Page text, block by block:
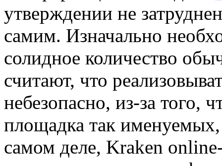
утверждении не
самим. Изначально
солидное количество
считают, что
небезопасно, из-за того,
площадка так
самом деле, Kraken